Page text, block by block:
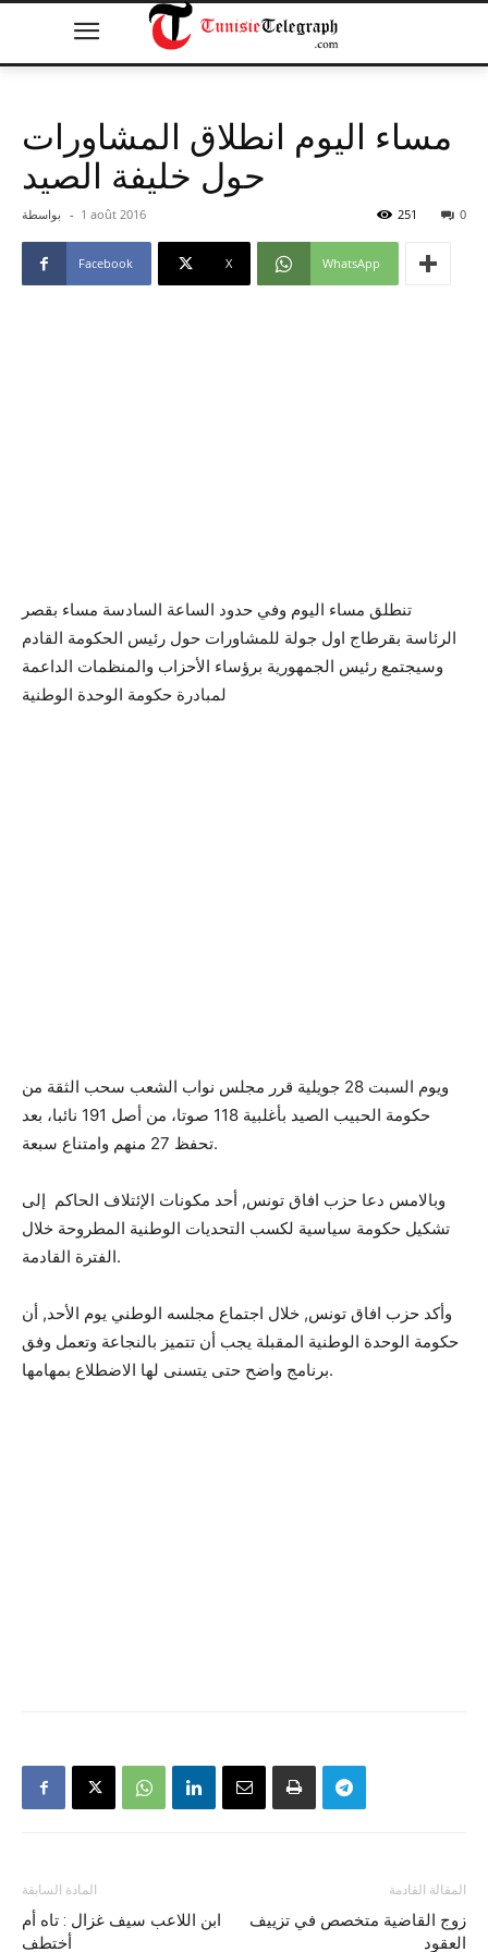
مساء اليوم انطلاق المشاورات
حول خليفة الصيد
بواسطة - 1 août 2016 0
251
Facebook X WhatsApp
تنطلق مساء اليوم وفي حدود الساعة السادسة مساء بقصر
الرئاسة بقرطاج اول جولة للمشاورات حول رئيس الحكومة القادم
وسيجتمع رئيس الجمهورية برؤساء الأحزاب والمنظمات الداعمة
لمبادرة حكومة الوحدة الوطنية
ويوم السبت 28 جويلية قرر مجلس نواب الشعب سحب الثقة من
حكومة الحبيب الصيد بأغلبية 118 صوتا، من أصل 191 نائبا، بعد
تحفظ 27 منهم وامتناع سبعة.
وبالامس دعا حزب افاق تونس, أحد مكونات الإئتلاف الحاكم إلى
تشكيل حكومة سياسية لكسب التحديات الوطنية المطروحة خلال
الفترة القادمة.
وأكد حزب افاق تونس, خلال اجتماع مجلسه الوطني يوم الأحد, أن
حكومة الوحدة الوطنية المقبلة يجب أن تتميز بالنجاعة وتعمل وفق
برنامج واضح حتى يتسنى لها الاضطلاع بمهامها.
المادة السابقة
ابن اللاعب سيف غزال : تاه أم
أختطف
المقالة القادمة
زوج القاضية متخصص في تزييف
العقود